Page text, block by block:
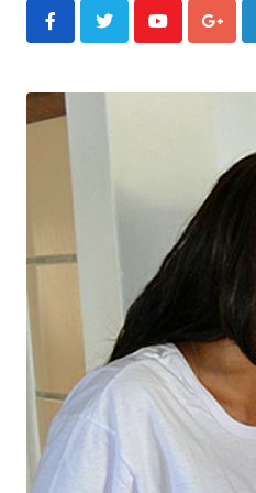
Youtube